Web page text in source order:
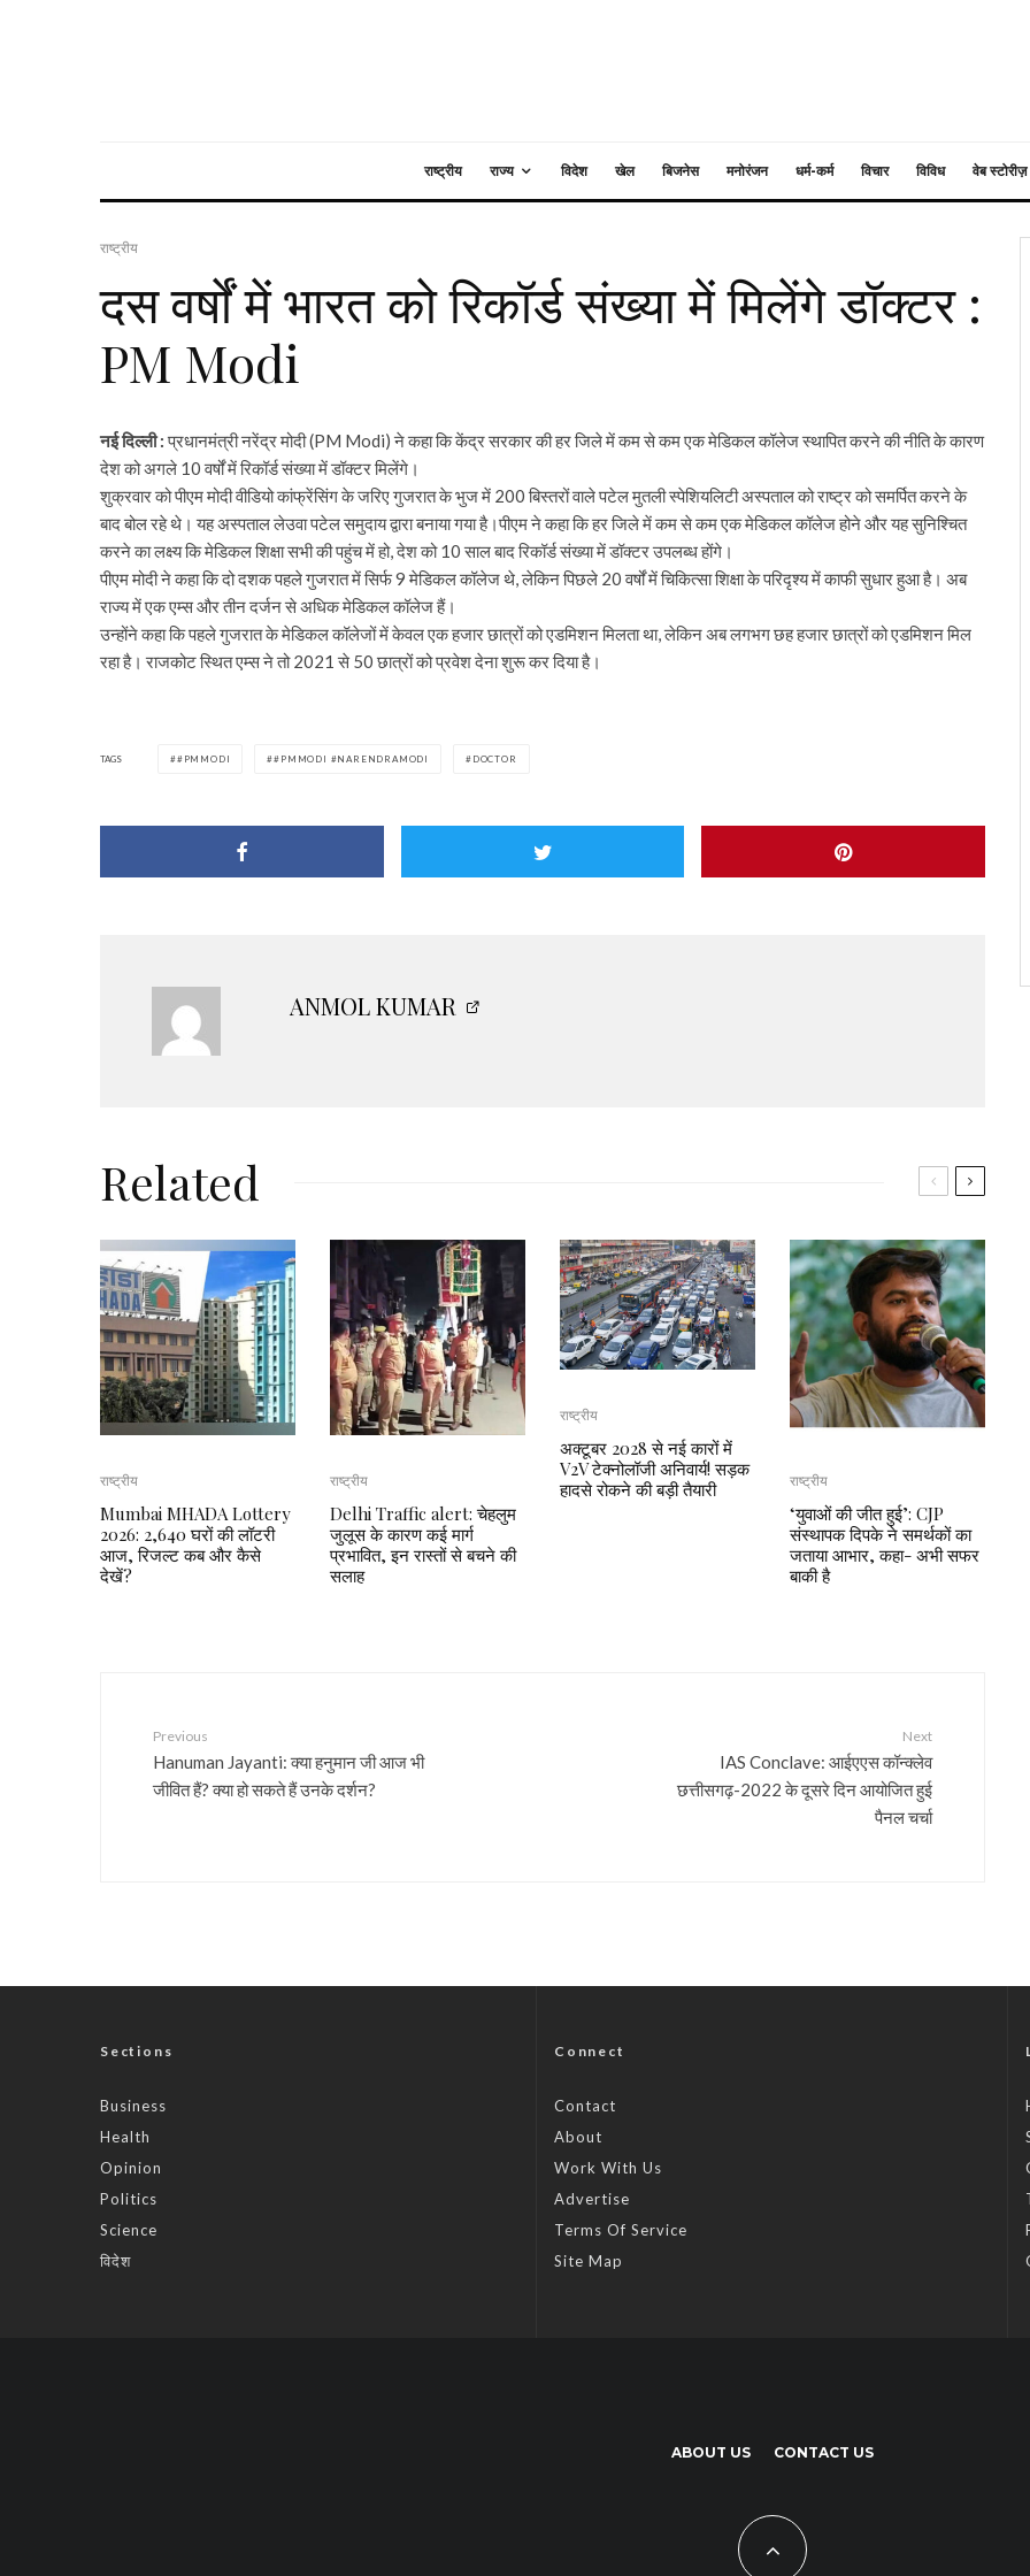
राष्ट्रीय राज्य विदेश खेल बिजनेस मनोरंजन धर्म-कर्म विचार विविध वेब स्टोरीज़
राष्ट्रीय
दस वर्षों में भारत को रिकॉर्ड संख्या में मिलेंगे डॉक्टर :
PM Modi
नई दिल्ली :प्रधानमंत्री नरेंद्र मोदी (PM Modi) ने कहा कि केंद्र सरकार की हर जिले में कम से कम एक मेडिकल कॉलेज स्थापित करने की नीति के कारण
देश को अगले 10 वर्षों में रिकॉर्ड संख्या में डॉक्टर मिलेंगे।
शुक्रवार को पीएम मोदी वीडियो कांफ्रेंसिंग के जरिए गुजरात के भुज में 200 बिस्तरों वाले पटेल मुतली स्पेशियलिटी अस्पताल को राष्ट्र को समर्पित करने के
बाद बोल रहे थे। यह अस्पताल लेउवा पटेल समुदाय द्वारा बनाया गया है।पीएम ने कहा कि हर जिले में कम से कम एक मेडिकल कॉलेज होने और यह सुनिश्चित
करने का लक्ष्य कि मेडिकल शिक्षा सभी की पहुंच में हो, देश को 10 साल बाद रिकॉर्ड संख्या में डॉक्टर उपलब्ध होंगे।
पीएम मोदी ने कहा कि दो दशक पहले गुजरात में सिर्फ 9 मेडिकल कॉलेज थे, लेकिन पिछले 20 वर्षों में चिकित्सा शिक्षा के परिदृश्य में काफी सुधार हुआ है। अब
राज्य में एक एम्स और तीन दर्जन से अधिक मेडिकल कॉलेज हैं।
उन्होंने कहा कि पहले गुजरात के मेडिकल कॉलेजों में केवल एक हजार छात्रों को एडमिशन मिलता था, लेकिन अब लगभग छह हजार छात्रों को एडमिशन मिल
रहा है। राजकोट स्थित एम्स ने तो 2021 से 50 छात्रों को प्रवेश देना शुरू कर दिया है।
TAGS #PMMODI #PMMODI #NARENDRAMODI DOCTOR
ANMOL KUMAR
Related
राष्ट्रीय
Mumbai MHADA Lottery
2026: 2,640 घरों की लॉटरी
आज, रिजल्ट कब और कैसे
देखें?
राष्ट्रीय
Delhi Traffic alert: चेहलुम
जुलूस के कारण कई मार्ग
प्रभावित, इन रास्तों से बचने की
सलाह
राष्ट्रीय
अक्टूबर 2028 से नई कारों में
V2V टेक्नोलॉजी अनिवार्य! सड़क
हादसे रोकने की बड़ी तैयारी
राष्ट्रीय
‘युवाओं की जीत हुई’: CJP
संस्थापक दिपके ने समर्थकों का
जताया आभार, कहा- अभी सफर
बाकी है
Previous
Hanuman Jayanti: क्या हनुमान जी आज भी
जीवित हैं? क्या हो सकते हैं उनके दर्शन?
Next
IAS Conclave: आईएएस कॉन्क्लेव
छत्तीसगढ़-2022 के दूसरे दिन आयोजित हुई
पैनल चर्चा
Sections
Business
Health
Opinion
Politics
Science
विदेश
Connect
Contact
About
Work With Us
Advertise
Terms Of Service
Site Map
ABOUT US CONTACT US